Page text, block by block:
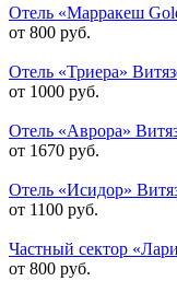
Отель «Марракеш
от 800 руб.
Отель «Триера»
от 1000 руб.
Отель «Аврора»
от 1670 руб.
Отель «Исидор»
от 1100 руб.
Частный сектор
от 800 руб.